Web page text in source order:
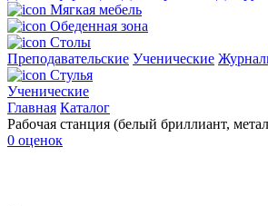
Мягкая мебель
Обеденная зона
Столы
Преподавательские Ученические
Стулья
Ученические
Главная Каталог
Рабочая станция (белый бриллиант,
0 оценок